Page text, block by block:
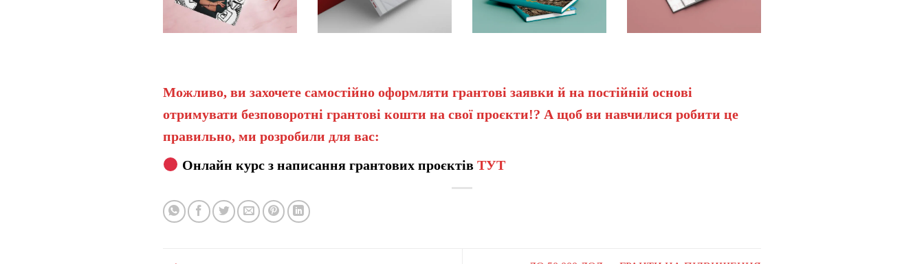
Можливо, ви захочете самостійно оформляти грантові заявки й на постійній основі
отримувати безповоротні грантові кошти на свої проєкти!? А щоб ви навчилися робити це
правильно, ми розробили для вас:
Онлайн курс з написання грантових проєктів ТУТ